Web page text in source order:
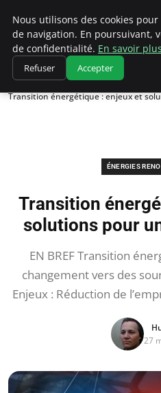
Climatedebtagents
Accueil
Énergies Renouvelables
Transition énergétique : enjeux et
ÉNERGIES
Transition
solutions pour
EN BREF Transition
changement vers des
Enjeux : Réduction de
27
Nous utilisons des cookies
de navigation. En poursuivant,
de confidentialité. En savoir plus
Refuser Accepter